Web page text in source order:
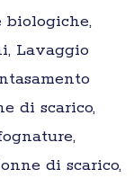
biologiche,
Lavaggio
di scarico,
di scarico,